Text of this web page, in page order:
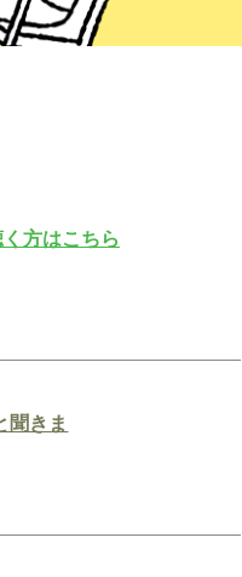
方はこちら
聞きま